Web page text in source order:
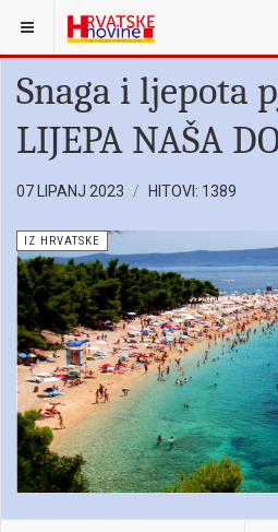
NALAZITE SE OVDJE:
Snaga i ljepota
LIJEPA NAŠA
07 LIPANJ 2023 HITOVI: 1389
IZ HRVATSKE